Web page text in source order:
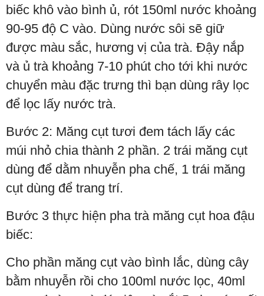
biếc khô vào bình ủ, rót 150ml nước khoảng
90-95 độ C vào. Dùng nước sôi sẽ giữ
được màu sắc, hương vị của trà. Đậy nắp
và ủ trà khoảng 7-10 phút cho tới khi nước
chuyển màu đặc trưng thì bạn dùng rây lọc
để lọc lấy nước trà.
Bước 2: Măng cụt tươi đem tách lấy các
múi nhỏ chia thành 2 phần. 2 trái măng cụt
dùng để dằm nhuyễn pha chế, 1 trái măng
cụt dùng để trang trí.
Bước 3 thực hiện pha trà măng cụt hoa đậu
biếc:
Cho phần măng cụt vào bình lắc, dùng cây
bằm nhuyễn rồi cho 100ml nước lọc, 40ml